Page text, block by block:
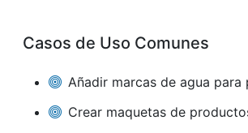
Casos de Uso Comunes
Añadir marcas de agua
Crear maquetas de